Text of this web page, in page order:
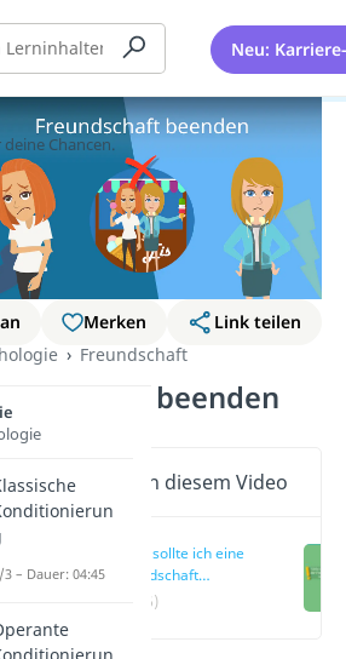
Neu:
Merken
Link teilen
Freundschaft
beenden
Inhalte in diesem Video
Wann sollte ich eine
Freundschaft
beenden?
(00:16)
sich!
Chancen.
3 – Dauer: 04:45